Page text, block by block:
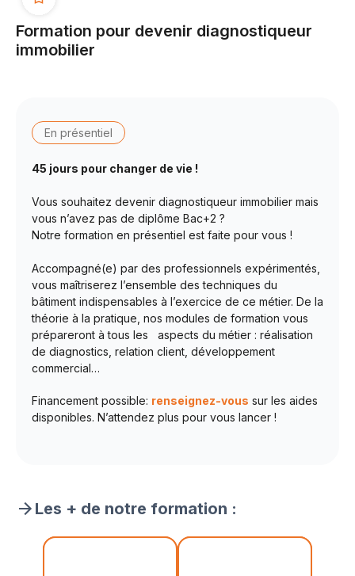
Formation pour devenir diagnostiqueur
immobilier
En présentiel
45 jours pour changer de vie !
Vous souhaitez devenir diagnostiqueur immobilier mais
vous n’avez pas de diplôme Bac+2 ?
Notre formation en présentiel est faite pour vous !
Accompagné(e) par des professionnels expérimentés,
vous maîtriserez l’ensemble des techniques du
bâtiment indispensables à l’exercice de ce métier. De la
théorie à la pratique, nos modules de formation vous
prépareront à tous les aspects du métier : réalisation
de diagnostics, relation client, développement
commercial…
Financement possible: renseignez-vous sur les aides
disponibles. N’attendez plus pour vous lancer !
Les + de notre formation :